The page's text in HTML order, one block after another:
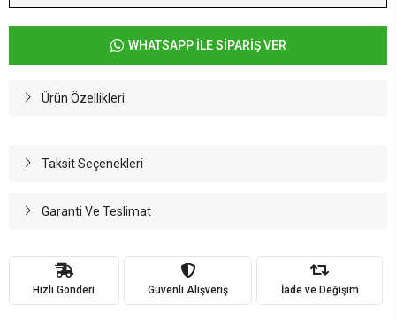
WHATSAPP İLE SİPARİŞ VER
Ürün Özellikleri
Taksit Seçenekleri
Garanti Ve Teslimat
Hızlı Gönderi Güvenli Alışveriş İade ve Değişim